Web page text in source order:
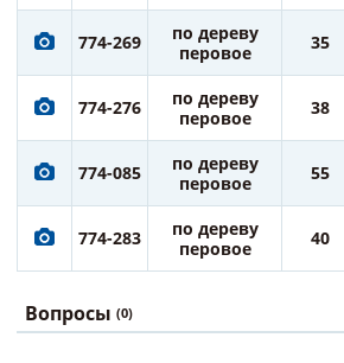
774-269
по дереву
перовое
35
774-276
по дереву
перовое
38
774-085
по дереву
перовое
55
774-283
по дереву
перовое
40
Вопросы (0)